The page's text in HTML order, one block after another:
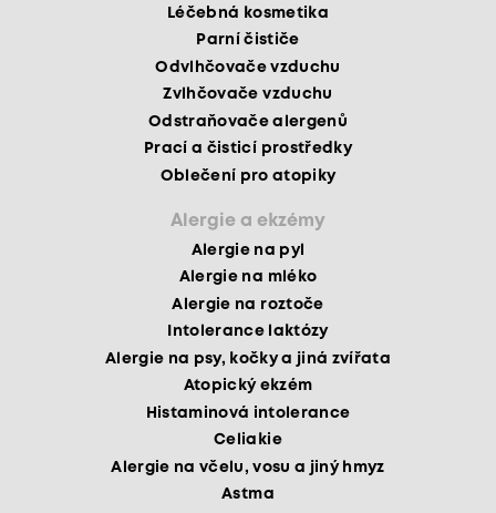
Léčebná kosmetika
Parní čističe
Odvlhčovače vzduchu
Zvlhčovače vzduchu
Odstraňovače alergenů
Prací a čisticí prostředky
Oblečení pro atopiky
Alergie a ekzémy
Alergie na pyl
Alergie na mléko
Alergie na roztoče
Intolerance laktózy
Alergie na psy, kočky a jiná zvířata
Atopický ekzém
Histaminová intolerance
Celiakie
Alergie na včelu, vosu a jiný hmyz
Astma